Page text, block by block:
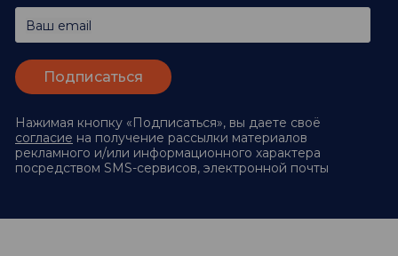
Ваш email
Нажимая кнопку «Подписаться», вы даете своё
согласие на получение рассылки материалов
рекламного и/или информационного характера
посредством SMS-сервисов, электронной почты